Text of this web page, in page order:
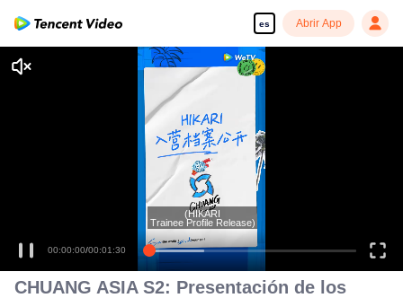
es Abrir App
Disfruta de series en alta definición y sin interrupciones
00:00:00/00:01:30
(HIKARI
Trainee Profile Release)
CHUANG ASIA S2: Presentación de los